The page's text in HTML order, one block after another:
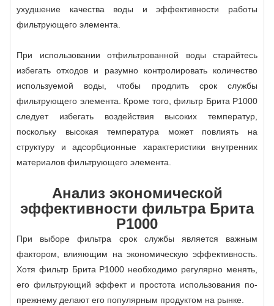
ухудшение качества воды и эффективности работы
фильтрующего элемента.
При использовании отфильтрованной воды старайтесь
избегать отходов и разумно контролировать количество
используемой воды, чтобы продлить срок службы
фильтрующего элемента. Кроме того, фильтр Брита P1000
следует избегать воздействия высоких температур,
поскольку высокая температура может повлиять на
структуру и адсорбционные характеристики внутренних
материалов фильтрующего элемента.
Анализ экономической
эффективности фильтра Брита
P1000
При выборе фильтра срок службы является важным
фактором, влияющим на экономическую эффективность.
Хотя фильтр Брита P1000 необходимо регулярно менять,
его фильтрующий эффект и простота использования по-
прежнему делают его популярным продуктом на рынке.